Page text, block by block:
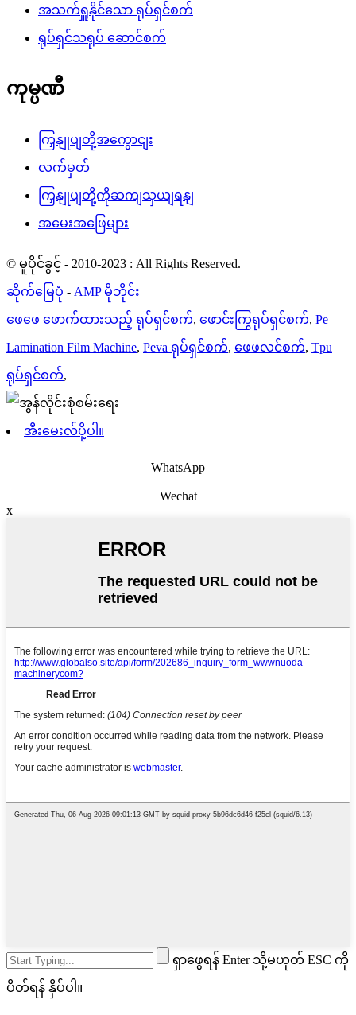
အသက်ရှူနိုင်သော ရုပ်ရှင်စက်
ရုပ်ရှင်သရုပ် ဆောင်စက်
ကုမ္ပဏီ
ကြှနျုပျတို့အကွောငျး
လက်မှတ်
ကြှနျုပျတို့ကိုဆကျသှယျရနျ
အမေးအဖြေများ
© မူပိုင်ခွင့် - 2010-2023 : All Rights Reserved.
ဆိုက်မြေပုံ - AMP မိုဘိုင်း
ဖေဖေ ဖောက်ထားသည့် ရုပ်ရှင်စက်, ဖောင်းကြွရုပ်ရှင်စက်, Pe
Lamination Film Machine, Peva ရုပ်ရှင်စက်, ဖေဖလင်စက်, Tpu
ရုပ်ရှင်စက်,
အီးမေးလ်ပို့ပါ။
WhatsApp
Wechat
x
ရှာဖွေရန် Enter သို့မဟုတ် ESC ကို
ပိတ်ရန် နှိပ်ပါ။